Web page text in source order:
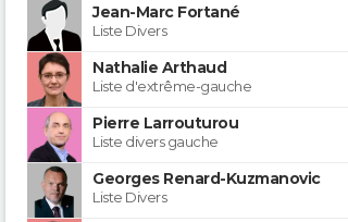
Jean-Marc Fortané
Liste Divers
Nathalie Arthaud
Liste d'extrême-gauche
Pierre Larrouturou
Liste divers gauche
Georges Renard-Kuzmanovic
Liste Divers